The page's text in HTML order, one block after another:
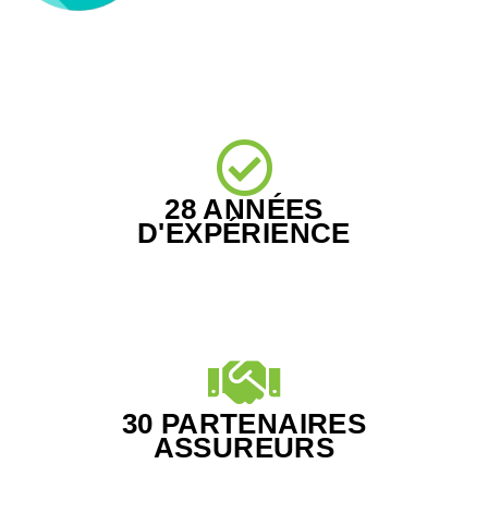
28 ANNÉES
D'EXPÉRIENCE
30 PARTENAIRES
ASSUREURS